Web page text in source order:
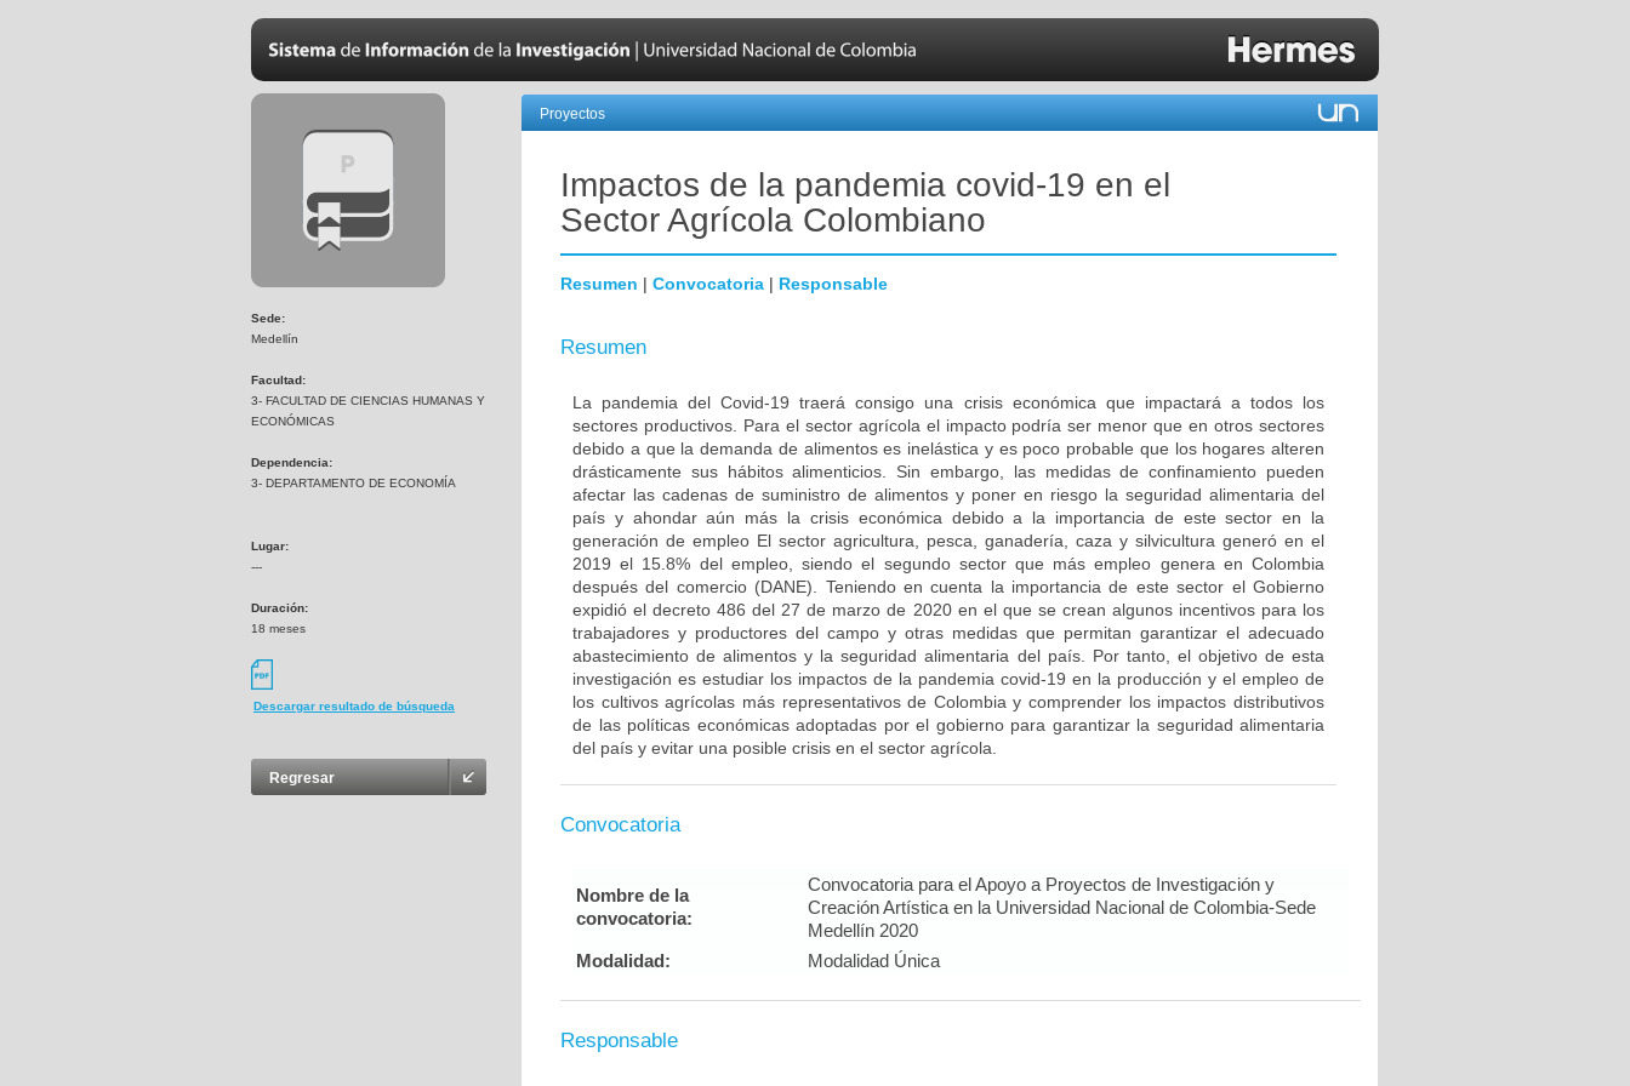
Sede:
Medellín
Facultad:
3- FACULTAD DE CIENCIAS HUMANAS Y
ECONÓMICAS
Dependencia:
3- DEPARTAMENTO DE ECONOMÍA
Lugar:
---
Duración:
18 meses
Descargar resultado de búsqueda
Regresar
Proyectos
Impactos de la pandemia covid-19 en el
Sector Agrícola Colombiano
Resumen | Convocatoria | Responsable
Resumen
La pandemia del Covid-19 traerá consigo una crisis económica que impactará a todos los
sectores productivos. Para el sector agrícola el impacto podría ser menor que en otros sectores
debido a que la demanda de alimentos es inelástica y es poco probable que los hogares alteren
drásticamente sus hábitos alimenticios. Sin embargo, las medidas de confinamiento pueden
afectar las cadenas de suministro de alimentos y poner en riesgo la seguridad alimentaria del
país y ahondar aún más la crisis económica debido a la importancia de este sector en la
generación de empleo El sector agricultura, pesca, ganadería, caza y silvicultura generó en el
2019 el 15.8% del empleo, siendo el segundo sector que más empleo genera en Colombia
después del comercio (DANE). Teniendo en cuenta la importancia de este sector el Gobierno
expidió el decreto 486 del 27 de marzo de 2020 en el que se crean algunos incentivos para los
trabajadores y productores del campo y otras medidas que permitan garantizar el adecuado
abastecimiento de alimentos y la seguridad alimentaria del país. Por tanto, el objetivo de esta
investigación es estudiar los impactos de la pandemia covid-19 en la producción y el empleo de
los cultivos agrícolas más representativos de Colombia y comprender los impactos distributivos
de las políticas económicas adoptadas por el gobierno para garantizar la seguridad alimentaria
del país y evitar una posible crisis en el sector agrícola.
Convocatoria
Nombre de la
convocatoria:
Convocatoria para el Apoyo a Proyectos de Investigación y
Creación Artística en la Universidad Nacional de Colombia-Sede
Medellín 2020
Modalidad:
Modalidad Única
Responsable